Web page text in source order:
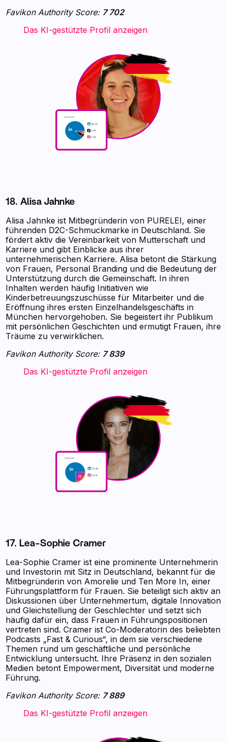
Favikon Authority Score: 7 702
‍ ‍ ‍ ‍ ‍ ‍ ‍ Das KI-gestützte Profil anzeigen ‍ ‍ ‍
18. Alisa Jahnke
Alisa Jahnke ist Mitbegründerin von PURELEI, einer
führenden D2C-Schmuckmarke in Deutschland. Sie
fördert aktiv die Vereinbarkeit von Mutterschaft und
Karriere und gibt Einblicke aus ihrer
unternehmerischen Karriere. Alisa betont die Stärkung
von Frauen, Personal Branding und die Bedeutung der
Unterstützung durch die Gemeinschaft. In ihren
Inhalten werden häufig Initiativen wie
Kinderbetreuungszuschüsse für Mitarbeiter und die
Eröffnung ihres ersten Einzelhandelsgeschäfts in
München hervorgehoben. Sie begeistert ihr Publikum
mit persönlichen Geschichten und ermutigt Frauen, ihre
Träume zu verwirklichen.
Favikon Authority Score: 7 839
‍ ‍ ‍ ‍ ‍ ‍ ‍ Das KI-gestützte Profil anzeigen ‍ ‍ ‍
17. Lea-Sophie Cramer
Lea-Sophie Cramer ist eine prominente Unternehmerin
und Investorin mit Sitz in Deutschland, bekannt für die
Mitbegründerin von Amorelie und Ten More In, einer
Führungsplattform für Frauen. Sie beteiligt sich aktiv an
Diskussionen über Unternehmertum, digitale Innovation
und Gleichstellung der Geschlechter und setzt sich
häufig dafür ein, dass Frauen in Führungspositionen
vertreten sind. Cramer ist Co-Moderatorin des beliebten
Podcasts „Fast & Curious“, in dem sie verschiedene
Themen rund um geschäftliche und persönliche
Entwicklung untersucht. Ihre Präsenz in den sozialen
Medien betont Empowerment, Diversität und moderne
Führung.
Favikon Authority Score: 7 889
‍ ‍ ‍ ‍ ‍ ‍ ‍ Das KI-gestützte Profil anzeigen ‍ ‍ ‍